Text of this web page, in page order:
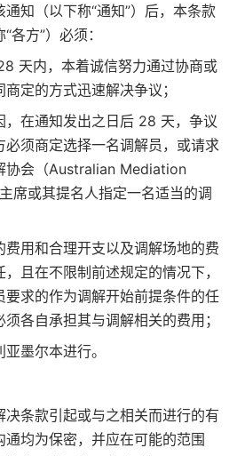
知（以下称“通知”）后，本条款
各方”）必须：
天内，本着诚信努力通过协商或
定的方式迅速解决争议；
，在通知发出之日后 28 天，争议
必须商定选择一名调解员，或请求
协会（Australian Mediation
席或其提名人指定一名适当的调
费用和合理开支以及调解场地的费
且在不限制前述规定的情况下，
要求的作为调解开始前提条件的任
各自承担其与调解相关的费用；
墨尔本进行。
决条款引起或与之相关而进行的有
通均为保密，并应在可能的范围